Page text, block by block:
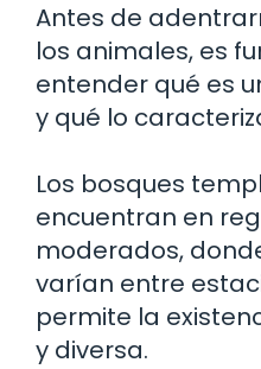
Antes de
los animales, es
entender qué es
y qué lo
Los bosques
encuentran en
moderados,
varían entre
permite la
y diversa.